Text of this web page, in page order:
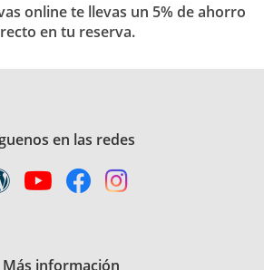
online te llevas un 5% de ahorro
en tu reserva.
en las redes
Más información